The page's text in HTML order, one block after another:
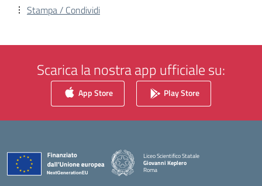
Stampa / Condividi
Scarica la nostra app ufficiale su:
App Store Play Store
Liceo Scientifico Statale
Giovanni Keplero
Roma